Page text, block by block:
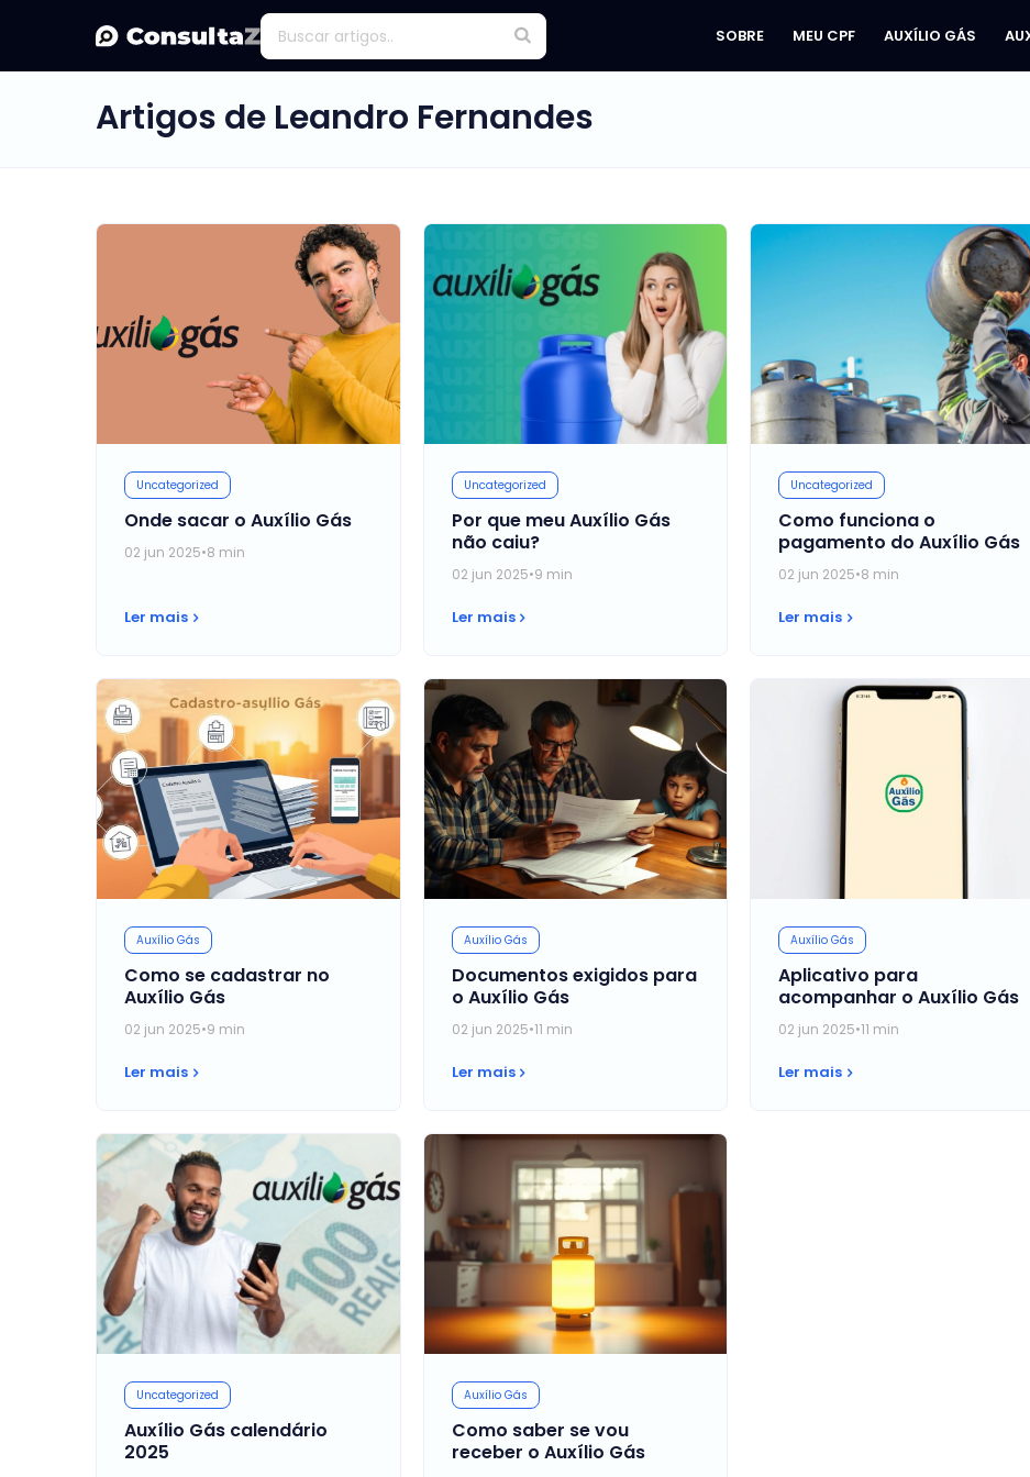
SOBRE MEU CPF AUXÍLIO GÁS
Artigos de Leandro Fernandes
Uncategorized
Onde sacar o Auxílio Gás
02 jun 2025•8 min
Ler mais
Uncategorized
Por que meu Auxílio Gás
não caiu?
02 jun 2025•9 min
Ler mais
Uncategorized
Como funciona o
pagamento do Auxílio Gás
02 jun 2025•8 min
Ler mais
Auxílio Gás
Como se cadastrar no
Auxílio Gás
02 jun 2025•9 min
Ler mais
Auxílio Gás
Documentos exigidos para
o Auxílio Gás
02 jun 2025•11 min
Ler mais
Auxílio Gás
Aplicativo para
acompanhar o Auxílio Gás
02 jun 2025•11 min
Ler mais
Uncategorized
Auxílio Gás calendário
2025
Auxílio Gás
Como saber se vou
receber o Auxílio Gás